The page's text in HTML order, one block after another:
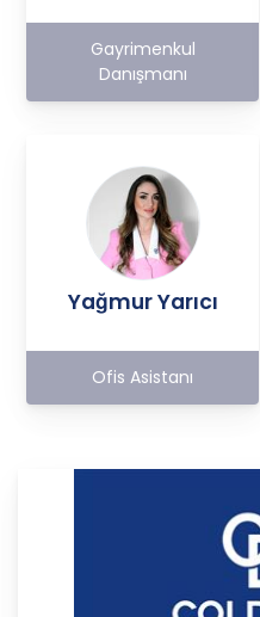
Gayrimenkul
Danışmanı
Yağmur Yarıcı
Ofis Asistanı